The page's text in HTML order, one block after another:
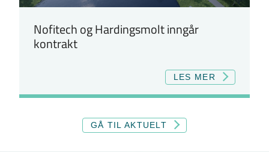
Nofitech og Hardingsmolt inngår
kontrakt
LES MER
GÅ TIL AKTUELT